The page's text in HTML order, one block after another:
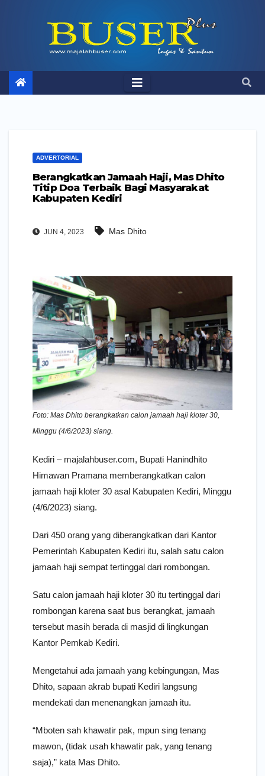
ADVERTORIAL
Berangkatkan Jamaah Haji, Mas Dhito
Titip Doa Terbaik Bagi Masyarakat
Kabupaten Kediri
JUN 4, 2023 Mas Dhito
Foto: Mas Dhito berangkatkan calon jamaah haji kloter 30,
Minggu (4/6/2023) siang.
Kediri – majalahbuser.com, Bupati Hanindhito
Himawan Pramana memberangkatkan calon
jamaah haji kloter 30 asal Kabupaten Kediri, Minggu
(4/6/2023) siang.
Dari 450 orang yang diberangkatkan dari Kantor
Pemerintah Kabupaten Kediri itu, salah satu calon
jamaah haji sempat tertinggal dari rombongan.
Satu calon jamaah haji kloter 30 itu tertinggal dari
rombongan karena saat bus berangkat, jamaah
tersebut masih berada di masjid di lingkungan
Kantor Pemkab Kediri.
Mengetahui ada jamaah yang kebingungan, Mas
Dhito, sapaan akrab bupati Kediri langsung
mendekati dan menenangkan jamaah itu.
“Mboten sah khawatir pak, mpun sing tenang
mawon, (tidak usah khawatir pak, yang tenang
saja),” kata Mas Dhito.